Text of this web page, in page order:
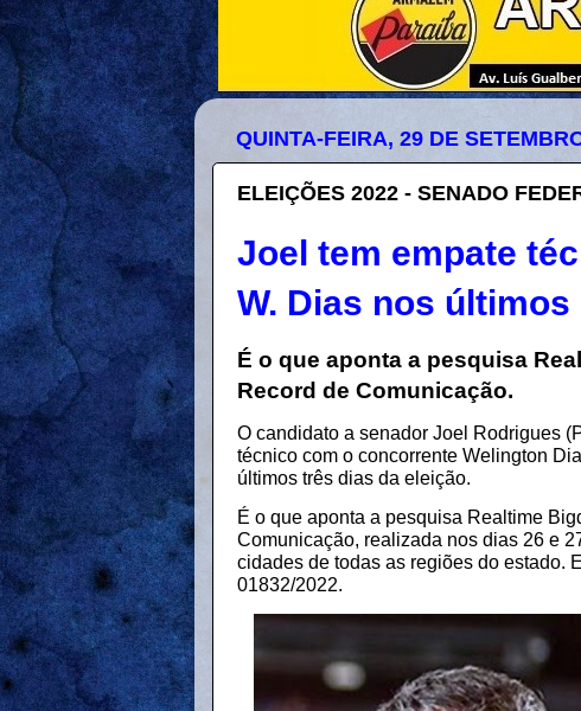
QUINTA-FEIRA, 29 DE
ELEIÇÕES 2022 - SENADO
Joel tem empate
W. Dias nos
É o que aponta a pesquisa
Record de Comunicação.
O candidato a senador Joel Rodrigues
técnico com o concorrente Welington
últimos três dias da eleição.
É o que aponta a pesquisa Realtime
Comunicação, realizada nos dias 26 e
cidades de todas as regiões do estado.
01832/2022.